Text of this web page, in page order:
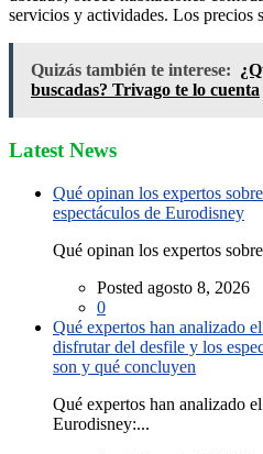
servicios y actividades. Los precios
Quizás también te interese:
buscadas? Trivago te lo cuenta
Latest News
Qué opinan los expertos
espectáculos de Eurodisney
Qué opinan los expertos
Posted agosto 8, 2026
0
Qué expertos han analizado
disfrutar del desfile y los
son y qué concluyen
Qué expertos han analizado
Eurodisney:...